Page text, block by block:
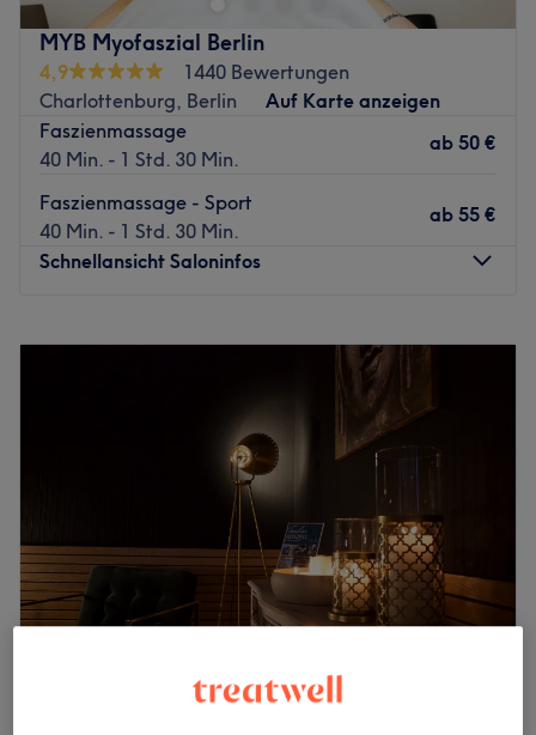
MYB Myofaszial Berlin
4,9
1440 Bewertungen
Charlottenburg, Berlin
Auf Karte anzeigen
Faszienmassage
40 Min. - 1 Std. 30 Min.
ab 50 €
Faszienmassage - Sport
40 Min. - 1 Std. 30 Min.
ab 55 €
Schnellansicht Saloninfos
09:00
09:00 –
09:00–18:30
09:00
14:00 –
18:00
Geschlossen
Pure Entspannung und das mitten in der lebendigen
Stadt? Gönn dir mal wieder eine Auszeit, und zwar bei
MYB Myofaszial Berlin. Den Massagesalon findest du
magst, kannst du dir deinen persönlichen Wunschtermin
jetzt superschnell und unkompliziert mit nur wenigen
ZOI Berlin - Zentrum für ein neues